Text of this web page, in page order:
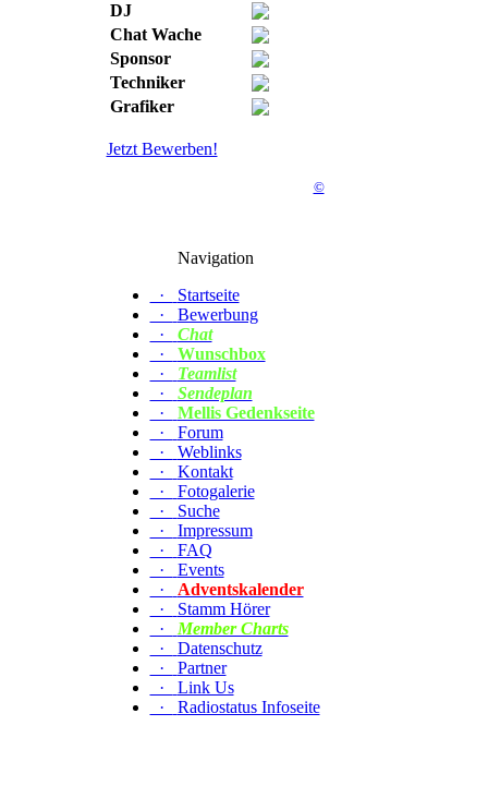
DJ
Chat Wache
Sponsor
Techniker
Grafiker
Jetzt Bewerben!
©
Navigation
·
Startseite
·
Bewerbung
·
Chat
·
Wunschbox
·
Teamlist
·
Sendeplan
·
Mellis Gedenkseite
·
Forum
·
Weblinks
·
Kontakt
·
Fotogalerie
·
Suche
·
Impressum
·
FAQ
·
Events
·
Adventskalender
·
Stamm Hörer
·
Member Charts
·
Datenschutz
·
Partner
·
Link Us
·
Radiostatus Infoseite